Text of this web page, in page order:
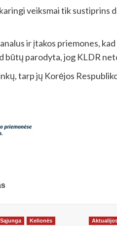
veiksmai tik
ir įtakos priemones,
parodyta, jog KLDR
tarp jų Korėjos
Kelionės